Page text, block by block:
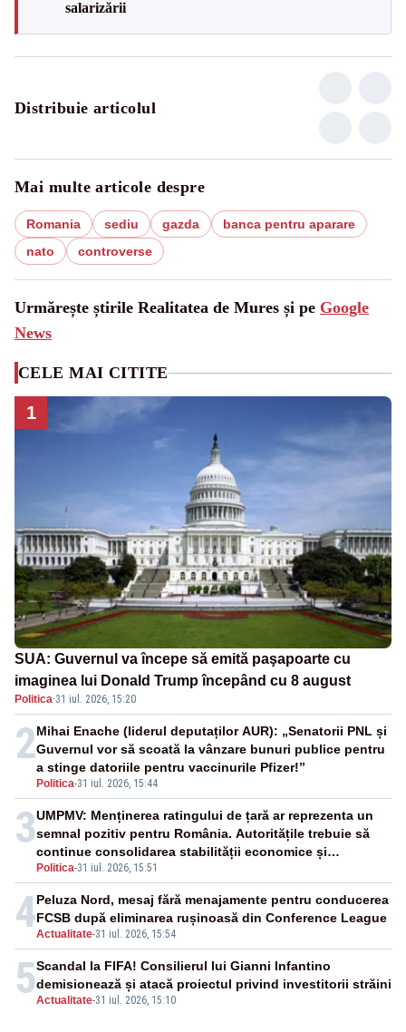
salarizării
Distribuie articolul
Mai multe articole despre
Romania sediu gazda
banca pentru aparare
nato
controverse
Urmărește știrile Realitatea de Mures și pe Google
News
CELE MAI CITITE
1
SUA: Guvernul va începe să emită paşapoarte cu
imaginea lui Donald Trump începând cu 8 august
Politica·31 iul. 2026, 15:20
2
Politica-31 iul. 2026, 15:44
Mihai Enache (liderul deputaților AUR): „Senatorii PNL și
Guvernul vor să scoată la vânzare bunuri publice pentru
a stinge datoriile pentru vaccinurile Pfizer!”
3
Politica-31 iul. 2026, 15:51
UMPMV: Menținerea ratingului de țară ar reprezenta un
semnal pozitiv pentru România. Autoritățile trebuie să
continue consolidarea stabilității economice și
financiare
4Actualitate-31 iul. 2026, 15:54
Peluza Nord, mesaj fără menajamente pentru conducerea
FCSB după eliminarea rușinoasă din Conference League
5Actualitate-31 iul. 2026, 15:10
Scandal la FIFA! Consilierul lui Gianni Infantino
demisionează și atacă proiectul privind investitorii străini